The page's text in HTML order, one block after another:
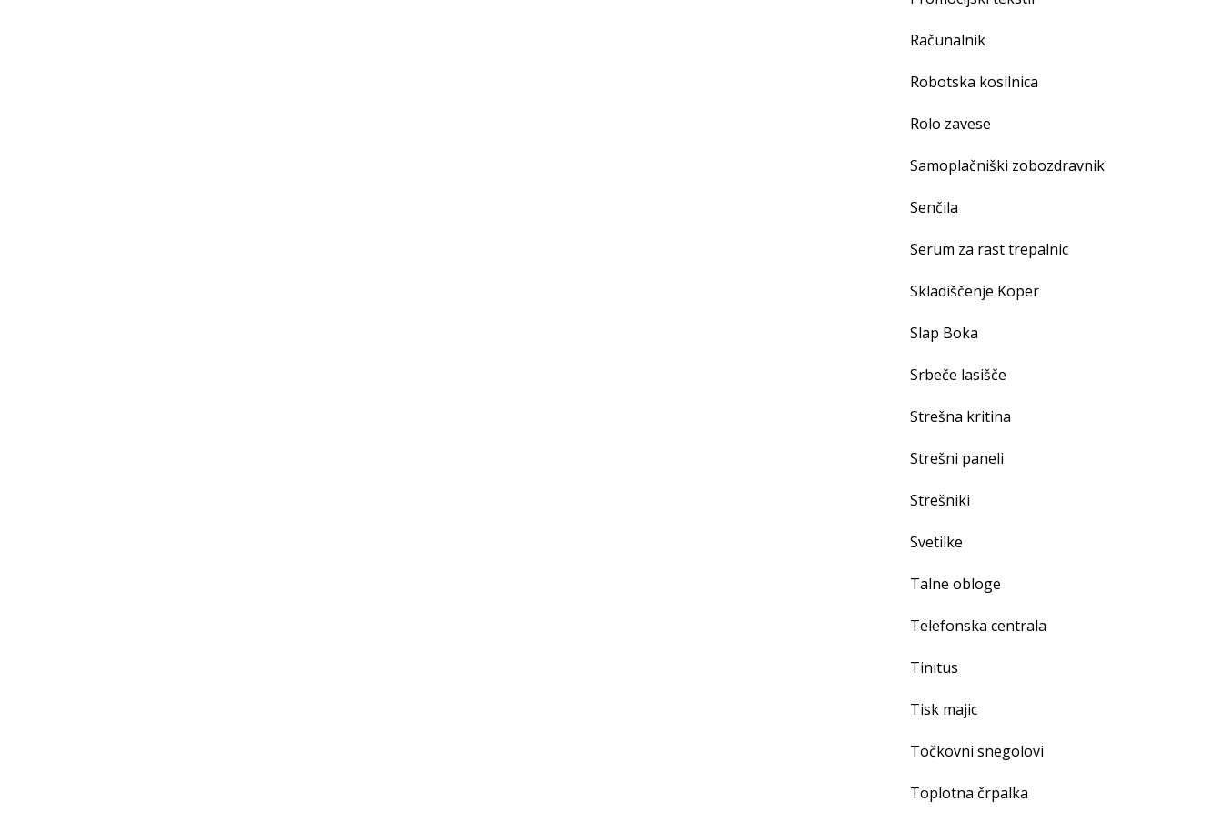
Računalnik
Robotska kosilnica
Rolo zavese
Samoplačniški zobozdravnik
Senčila
Serum za rast trepalnic
Skladiščenje Koper
Slap Boka
Srbeče lasišče
Strešna kritina
Strešni paneli
Strešniki
Svetilke
Talne obloge
Telefonska centrala
Tinitus
Tisk majic
Točkovni snegolovi
Toplotna črpalka